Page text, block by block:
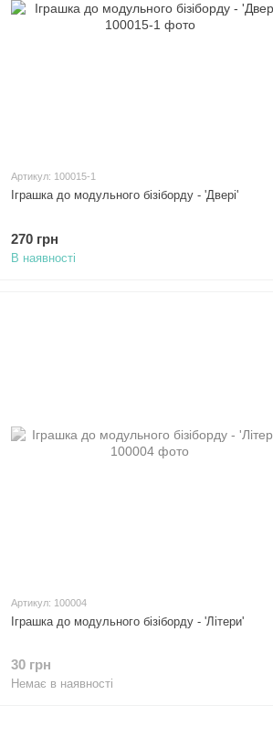
Артикул: 100015-1
Іграшка до модульного бізіборду - 'Двері'
270 грн
В наявності
Артикул: 100004
Іграшка до модульного бізіборду - 'Літери'
30 грн
Немає в наявності